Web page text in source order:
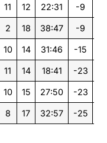
11 12 22:31 -9
2 18 38:47 -9
10 14 31:46 -15
11 14 18:41 -23
10 15 27:50 -23
8 17 32:57 -25